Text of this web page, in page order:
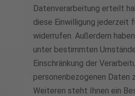
Datenverarbeitung erteilt
diese Einwilligung jederzeit
widerrufen. Außerdem
unter bestimmten
Einschränkung der
personenbezogenen Daten
Weiteren steht Ihnen ein